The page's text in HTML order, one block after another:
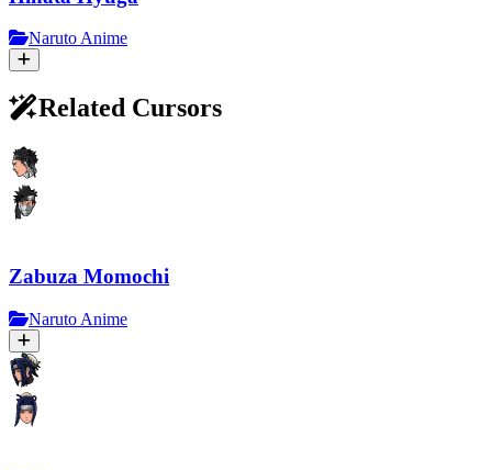
Naruto Anime
Related Cursors
Zabuza Momochi
Naruto Anime